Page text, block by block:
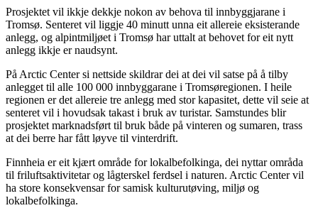
Prosjektet vil ikkje dekkje nokon av behova til innbyggjarane i
Tromsø. Senteret vil liggje 40 minutt unna eit allereie eksisterande
anlegg, og alpintmiljøet i Tromsø har uttalt at behovet for eit nytt
anlegg ikkje er naudsynt.
På Arctic Center si nettside skildrar dei at dei vil satse på å tilby
anlegget til alle 100 000 innbyggarane i Tromsøregionen. I heile
regionen er det allereie tre anlegg med stor kapasitet, dette vil seie at
senteret vil i hovudsak takast i bruk av turistar. Samstundes blir
prosjektet marknadsført til bruk både på vinteren og sumaren, trass
at dei berre har fått løyve til vinterdrift.
Finnheia er eit kjært område for lokalbefolkinga, dei nyttar områda
til friluftsaktivitetar og lågterskel ferdsel i naturen. Arctic Center vil
ha store konsekvensar for samisk kulturutøving, miljø og
lokalbefolkinga.